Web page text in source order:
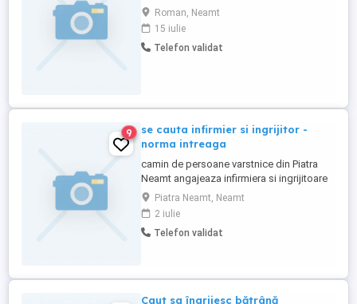
privatRoman, Neamt
15 iulie
Telefon validat
9
se cauta infirmier si ingrijitor -
norma intreaga
camin de persoane varstnice din Piatra
Neamt angajeaza infirmiera si ingrijitoare
norma intreaga. Detalii la nr de tel
Piatra Neamt, Neamt
2 iulie
Telefon validat
Caut sa îngrijesc bătrână